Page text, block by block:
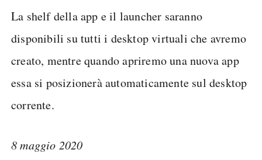
La shelf della app e il launcher saranno
disponibili su tutti i desktop virtuali che avremo
creato, mentre quando apriremo una nuova app
essa si posizionerà automaticamente sul desktop
corrente.
8 maggio 2020